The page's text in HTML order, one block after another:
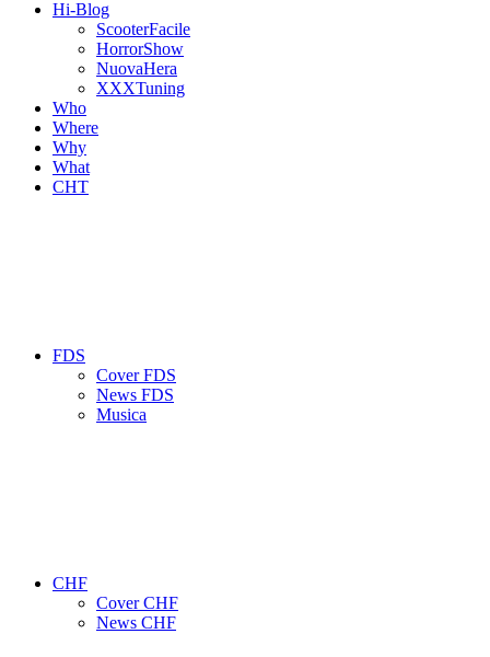
Hi-Blog
ScooterFacile
HorrorShow
NuovaHera
XXXTuning
Who
Where
Why
What
CHT
FDS
Cover FDS
News FDS
Musica
CHF
Cover CHF
News CHF